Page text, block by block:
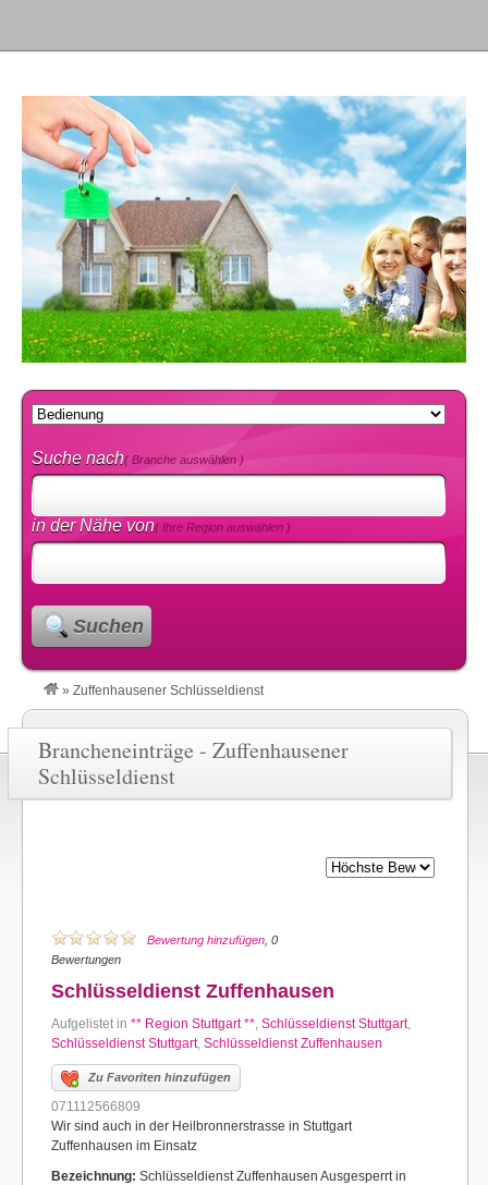
Suche nach( Branche auswählen )
in der Nähe von( Ihre Region auswählen )
Suchen
» Zuffenhausener Schlüsseldienst
Brancheneinträge - Zuffenhausener
Schlüsseldienst
Bewertung hinzufügen , 0
Bewertungen
Schlüsseldienst Zuffenhausen
Aufgelistet in ** Region Stuttgart **, Schlüsseldienst Stuttgart,
Schlüsseldienst Stuttgart, Schlüsseldienst Zuffenhausen
Zu Favoriten hinzufügen
071112566809
Wir sind auch in der Heilbronnerstrasse in Stuttgart
Zuffenhausen im Einsatz
Bezeichnung: Schlüsseldienst Zuffenhausen Ausgesperrt in